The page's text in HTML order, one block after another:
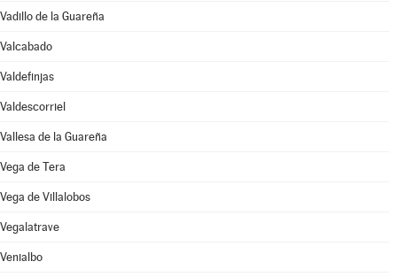
Vadillo de la Guareña
Valcabado
Valdefinjas
Valdescorriel
Vallesa de la Guareña
Vega de Tera
Vega de Villalobos
Vegalatrave
Venialbo